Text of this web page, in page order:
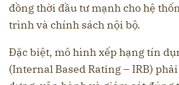
đồng thời đầu tư mạnh cho hệ
trình và chính sách nội bộ.
Đặc biệt, mô hình xếp hạng tín
(Internal Based Rating – IRB)